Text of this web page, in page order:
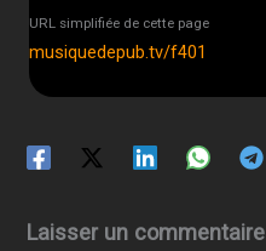
URL simplifiée de cette page
musiquedepub.tv/f401
Laisser un commentaire